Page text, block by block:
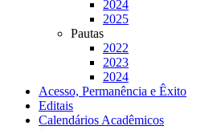
2024
2025
Pautas
2022
2023
2024
Acesso, Permanência e Êxito
Editais
Calendários Acadêmicos